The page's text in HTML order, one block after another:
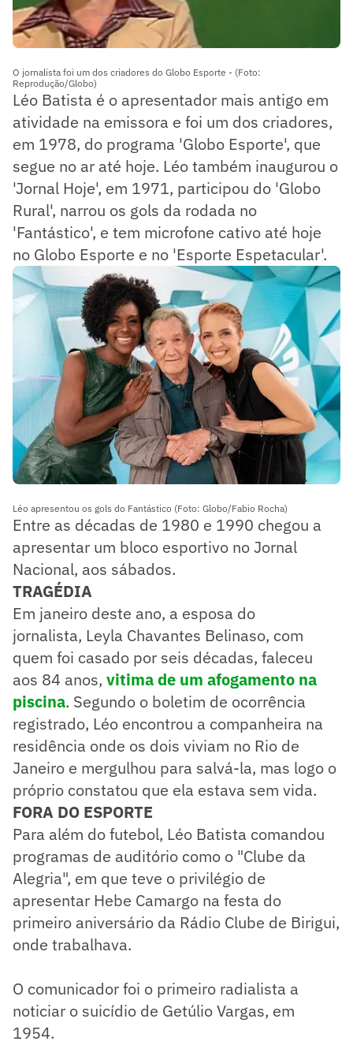
O jornalista foi um dos criadores do Globo Esporte - (Foto:
Reprodução/Globo)
Léo Batista é o apresentador mais antigo em
atividade na emissora e foi um dos criadores,
em 1978, do programa 'Globo Esporte', que
segue no ar até hoje. Léo também inaugurou o
'Jornal Hoje', em 1971, participou do 'Globo
Rural', narrou os gols da rodada no
'Fantástico', e tem microfone cativo até hoje
no Globo Esporte e no 'Esporte Espetacular'.
Léo apresentou os gols do Fantástico (Foto: Globo/Fabio Rocha)
Entre as décadas de 1980 e 1990 chegou a
apresentar um bloco esportivo no Jornal
Nacional, aos sábados.
TRAGÉDIA
Em janeiro deste ano, a esposa do
jornalista, Leyla Chavantes Belinaso, com
quem foi casado por seis décadas, faleceu
aos 84 anos, vitima de um afogamento na
piscina. Segundo o boletim de ocorrência
registrado, Léo encontrou a companheira na
residência onde os dois viviam no Rio de
Janeiro e mergulhou para salvá-la, mas logo o
próprio constatou que ela estava sem vida.
FORA DO ESPORTE
Para além do futebol, Léo Batista comandou
programas de auditório como o "Clube da
Alegria", em que teve o privilégio de
apresentar Hebe Camargo na festa do
primeiro aniversário da Rádio Clube de Birigui,
onde trabalhava.
O comunicador foi o primeiro radialista a
noticiar o suicídio de Getúlio Vargas, em
1954.